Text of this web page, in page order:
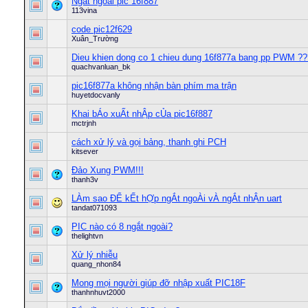
113vina
code pic12f629
Xuân_Trường
Dieu khien dong co 1 chieu dung 16f877a bang pp PWM
quachvanluan_bk
pic16f877a không nhận bàn phím ma trận
huyetdocvanly
Khai bÁo xuẤt nhẬp cỦa pic16f887
mctrjnh
cách xử lý và gọi bảng, thanh ghi PCH
kitsever
Đảo Xung PWM!!!
thanh3v
LÀm sao ĐỂ kẾt hỢp ngẮt ngoÀi vÀ ngẮt nhẬn uart
tandat071093
PIC nào có 8 ngắt ngoài?
thelightvn
Xử lý nhiễu
quang_nhon84
Mong mọi người giúp đỡ nhập xuất PIC18F
thanhnhuvt2000